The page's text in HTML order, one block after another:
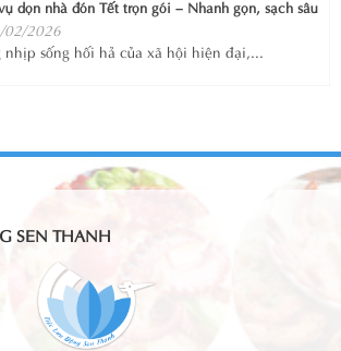
dọn nhà đón Tết trọn gói – Nhanh gọn, sạch sâu
02/2026
nhịp sống hối hả của xã hội hiện đại,...
SEN THANH